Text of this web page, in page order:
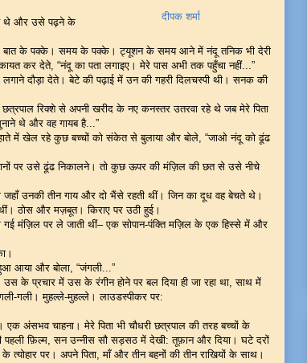
दीपक शर्मा
थे और उसे पढ़ने के
बात के पक्के। समय के पक्के। ट्यूशन के समय आने में नंदू तनिक भी देरी
कर देते, “नंदू का पता लगाइए। मेरे पास अभी तक पहुँचा नहीं...”
दौड़ा देते। बेटे की पढ़ाई में उन की गहरी दिलचस्पी थी। सनक की
रिक्शे से अपनी खरीद के नए कनस्तर उतरवा रहे थे जब मेरे पिता
थे और वह गायब है...”
अहाते में खेल रहे कुछ बच्चों को संकेत से बुलाया और बोले, “जाओ नंदू को ढूंढ
पर उसे ढूंढ निकालने। तो कुछ ऊपर की मंज़िल की छत से उसे नीचे
जहाँ उनकी तीन गाय और दो भैंसे रहती थीं। जिन का दूध वह बेचते थे।
ठोस और मज़बूत। किराए पर उठी हुई।
गई मंज़िल पर ले जाती थीं– एक सोपान-पंक्ति मज़िल के एक हिस्से में और
आया और बोला, “जंगली...”
उस के प्रचार में उस के रंगीन होने पर बल दिया ही जा रहा था, साथ में
गली। मुहल्ले-मुहल्ले। लाउडस्पीकर पर:
अंसभव चाहना। मेरे पिता भी चौधरी छत्रपाल की तरह बच्चों के
पहली फ़िल्म, सन उन्नीस सौ सड़सठ में देखी: तूफ़ान और दिया। घटे दरों
पर। अपने पिता, माँ और तीन बहनों की तीन राखियों के साथ।